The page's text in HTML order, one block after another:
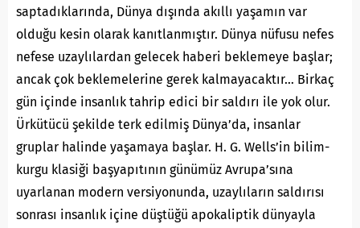
saptadıklarında, Dünya dışında akıllı yaşamın var
olduğu kesin olarak kanıtlanmıştır. Dünya nüfusu nefes
nefese uzaylılardan gelecek haberi beklemeye başlar;
ancak çok beklemelerine gerek kalmayacaktır… Birkaç
gün içinde insanlık tahrip edici bir saldırı ile yok olur.
Ürkütücü şekilde terk edilmiş Dünya’da, insanlar
gruplar halinde yaşamaya başlar. H. G. Wells’in bilim-
kurgu klasiği başyapıtının günümüz Avrupa’sına
uyarlanan modern versiyonunda, uzaylıların saldırısı
sonrası insanlık içine düştüğü apokaliptik dünyayla